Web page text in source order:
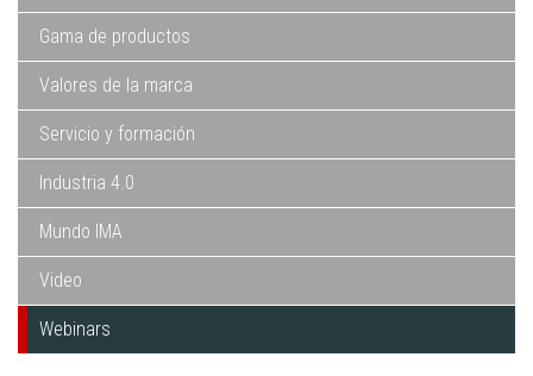
Gama de productos
Valores de la marca
Servicio y formación
Industria 4.0
Mundo IMA
Video
Webinars